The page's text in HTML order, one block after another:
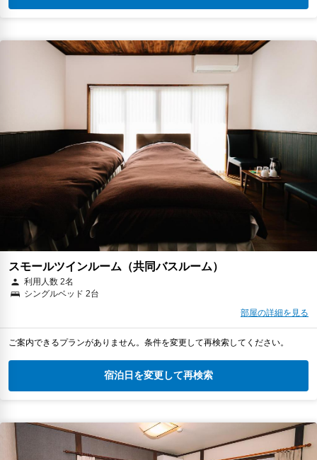
スモールツインルーム（共同バスルーム）
利用人数 2名
シングルベッド 2台
部屋の詳細を見る
ご案内できるプランがありません。条件を変更して再検索してください。
宿泊日を変更して再検索